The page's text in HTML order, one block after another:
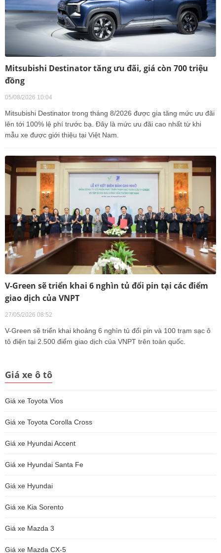
Mitsubishi Destinator tăng ưu đãi, giá còn 700 triệu
đồng
05/08/2026 10:04
Mitsubishi Destinator trong tháng 8/2026 được gia tăng mức ưu đãi
lên tới 100% lệ phí trước bạ. Đây là mức ưu đãi cao nhất từ khi
mẫu xe được giới thiệu tại Việt Nam.
V-Green sẽ triển khai 6 nghìn tủ đổi pin tại các điểm
giao dịch của VNPT
27/05/2026 08:52
V-Green sẽ triển khai khoảng 6 nghìn tủ đổi pin và 100 trạm sạc ô
tô điện tại 2.500 điểm giao dịch của VNPT trên toàn quốc.
Giá xe ô tô
Giá xe Toyota Vios
Giá xe Toyota Corolla Cross
Giá xe Hyundai Accent
Giá xe Hyundai Santa Fe
Giá xe Hyundai
Giá xe Kia Sorento
Giá xe Mazda 3
Giá xe Mazda CX-5